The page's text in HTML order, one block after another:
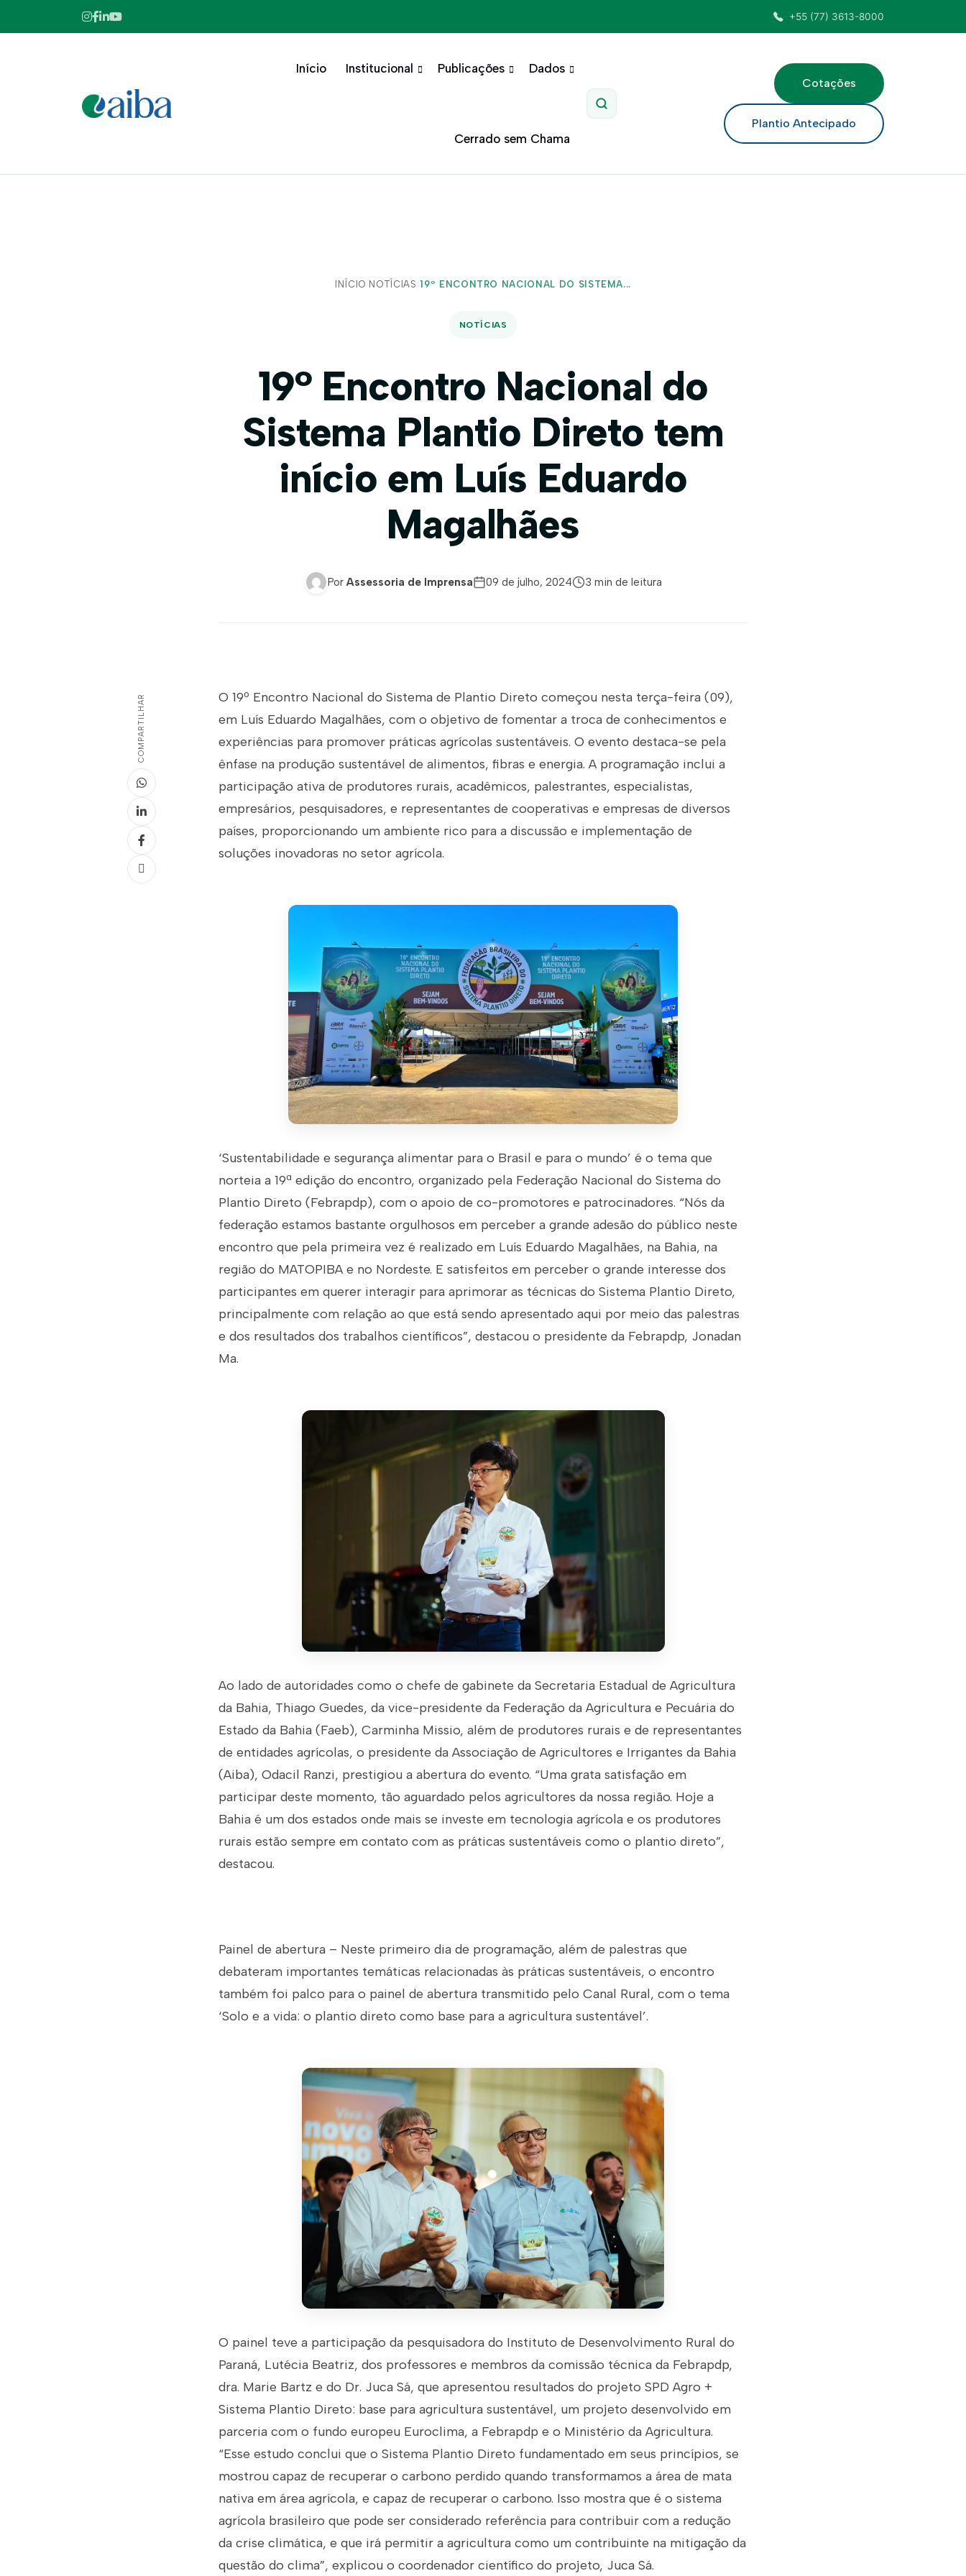
+55 (77) 3613-8000
Início Institucional Publicações Dados
Cerrado sem Chama
Pesquisar
Cotações
Plantio Antecipado
INÍCIO/ NOTÍCIAS /19º ENCONTRO NACIONAL DO SISTEMA...
NOTÍCIAS
19º Encontro Nacional do
Sistema Plantio Direto tem
início em Luís Eduardo
Magalhães
Por Assessoria de Imprensa 09 de julho, 2024 3 min de leitura
COMPARTILHAR
O 19º Encontro Nacional do Sistema de Plantio Direto começou nesta terça-feira (09),
em Luís Eduardo Magalhães, com o objetivo de fomentar a troca de conhecimentos e
experiências para promover práticas agrícolas sustentáveis. O evento destaca-se pela
ênfase na produção sustentável de alimentos, fibras e energia. A programação inclui a
participação ativa de produtores rurais, acadêmicos, palestrantes, especialistas,
empresários, pesquisadores, e representantes de cooperativas e empresas de diversos
países, proporcionando um ambiente rico para a discussão e implementação de
soluções inovadoras no setor agrícola.
‘Sustentabilidade e segurança alimentar para o Brasil e para o mundo’ é o tema que
norteia a 19ª edição do encontro, organizado pela Federação Nacional do Sistema do
Plantio Direto (Febrapdp), com o apoio de co-promotores e patrocinadores. “Nós da
federação estamos bastante orgulhosos em perceber a grande adesão do público neste
encontro que pela primeira vez é realizado em Luís Eduardo Magalhães, na Bahia, na
região do MATOPIBA e no Nordeste. E satisfeitos em perceber o grande interesse dos
participantes em querer interagir para aprimorar as técnicas do Sistema Plantio Direto,
principalmente com relação ao que está sendo apresentado aqui por meio das palestras
e dos resultados dos trabalhos científicos”, destacou o presidente da Febrapdp, Jonadan
Ma.
Ao lado de autoridades como o chefe de gabinete da Secretaria Estadual de Agricultura
da Bahia, Thiago Guedes, da vice-presidente da Federação da Agricultura e Pecuária do
Estado da Bahia (Faeb), Carminha Missio, além de produtores rurais e de representantes
de entidades agrícolas, o presidente da Associação de Agricultores e Irrigantes da Bahia
(Aiba), Odacil Ranzi, prestigiou a abertura do evento. “Uma grata satisfação em
participar deste momento, tão aguardado pelos agricultores da nossa região. Hoje a
Bahia é um dos estados onde mais se investe em tecnologia agrícola e os produtores
rurais estão sempre em contato com as práticas sustentáveis como o plantio direto”,
destacou.
Painel de abertura – Neste primeiro dia de programação, além de palestras que
debateram importantes temáticas relacionadas às práticas sustentáveis, o encontro
também foi palco para o painel de abertura transmitido pelo Canal Rural, com o tema
‘Solo e a vida: o plantio direto como base para a agricultura sustentável’.
O painel teve a participação da pesquisadora do Instituto de Desenvolvimento Rural do
Paraná, Lutécia Beatriz, dos professores e membros da comissão técnica da Febrapdp,
dra. Marie Bartz e do Dr. Juca Sá, que apresentou resultados do projeto SPD Agro +
Sistema Plantio Direto: base para agricultura sustentável, um projeto desenvolvido em
parceria com o fundo europeu Euroclima, a Febrapdp e o Ministério da Agricultura.
“Esse estudo conclui que o Sistema Plantio Direto fundamentado em seus princípios, se
mostrou capaz de recuperar o carbono perdido quando transformamos a área de mata
nativa em área agrícola, e capaz de recuperar o carbono. Isso mostra que é o sistema
agrícola brasileiro que pode ser considerado referência para contribuir com a redução
da crise climática, e que irá permitir a agricultura como um contribuinte na mitigação da
questão do clima”, explicou o coordenador científico do projeto, Juca Sá.